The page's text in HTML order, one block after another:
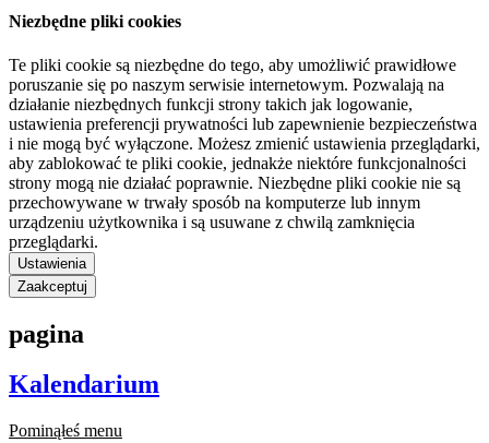
Niezbędne pliki cookies
Te pliki cookie są niezbędne do tego, aby umożliwić prawidłowe
poruszanie się po naszym serwisie internetowym. Pozwalają na
działanie niezbędnych funkcji strony takich jak logowanie,
ustawienia preferencji prywatności lub zapewnienie bezpieczeństwa
i nie mogą być wyłączone. Możesz zmienić ustawienia przeglądarki,
aby zablokować te pliki cookie, jednakże niektóre funkcjonalności
strony mogą nie działać poprawnie. Niezbędne pliki cookie nie są
przechowywane w trwały sposób na komputerze lub innym
urządzeniu użytkownika i są usuwane z chwilą zamknięcia
przeglądarki.
Ustawienia
Zaakceptuj
pagina
Kalendarium
Pominąłeś menu